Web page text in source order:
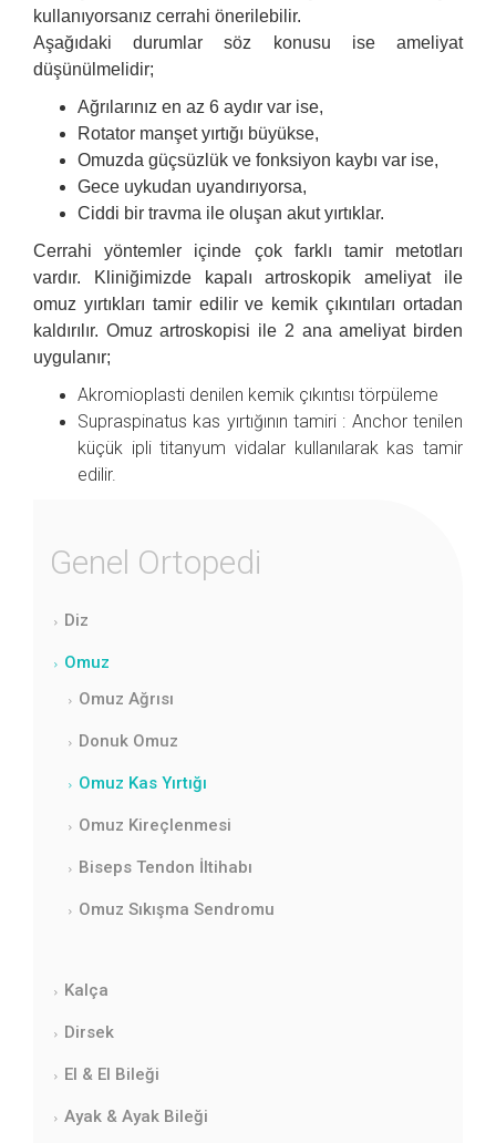
kullanıyorsanız cerrahi önerilebilir.
Aşağıdaki durumlar söz konusu ise ameliyat
düşünülmelidir;
Ağrılarınız en az 6 aydır var ise,
Rotator manşet yırtığı büyükse,
Omuzda güçsüzlük ve fonksiyon kaybı var ise,
Gece uykudan uyandırıyorsa,
Ciddi bir travma ile oluşan akut yırtıklar.
Cerrahi yöntemler içinde çok farklı tamir metotları
vardır. Kliniğimizde kapalı artroskopik ameliyat ile
omuz yırtıkları tamir edilir ve kemik çıkıntıları ortadan
kaldırılır. Omuz artroskopisi ile 2 ana ameliyat birden
uygulanır;
Akromioplasti denilen kemik çıkıntısı törpüleme
Supraspinatus kas yırtığının tamiri : Anchor tenilen
küçük ipli titanyum vidalar kullanılarak kas tamir
edilir.
Genel Ortopedi
Diz
Omuz
Omuz Ağrısı
Donuk Omuz
Omuz Kas Yırtığı
Omuz Kireçlenmesi
Biseps Tendon İltihabı
Omuz Sıkışma Sendromu
Kalça
Dirsek
El & El Bileği
Ayak & Ayak Bileği